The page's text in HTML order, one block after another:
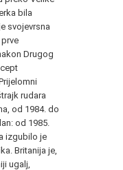
bila
svojevrsna
Drugog
rudara
od 1984. do
od 1985.
izgubilo je
Britanija je,
ugalj,